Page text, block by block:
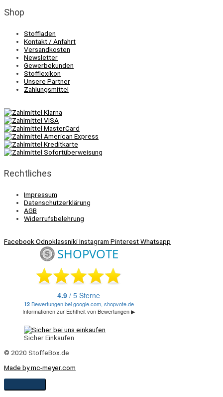
Shop
Stoffladen
Kontakt / Anfahrt
Versandkosten
Newsletter
Gewerbekunden
Stofflexikon
Unsere Partner
Zahlungsmittel
Rechtliches
Impressum
Datenschutzerklärung
AGB
Widerrufsbelehrung
FacebookOdnoklassnikiInstagram PinterestWhatsapp
Sicher Einkaufen
© 2020 StoffeBox.de
Made by mc-meyer.com